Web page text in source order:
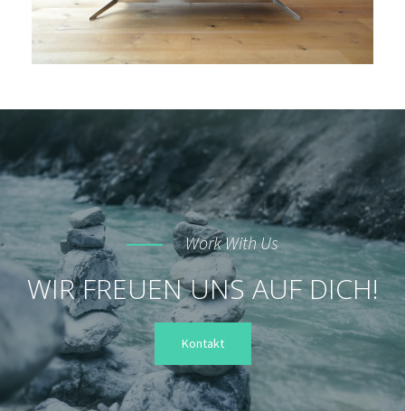
Work With Us
WIR FREUEN UNS AUF DICH!
Kontakt